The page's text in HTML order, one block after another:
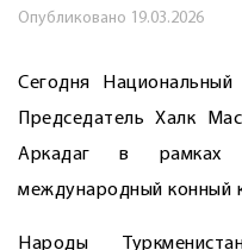
Опубликовано 19.03.2026
Сегодня
Председатель Халк
Аркадаг в
международный конный
Народы